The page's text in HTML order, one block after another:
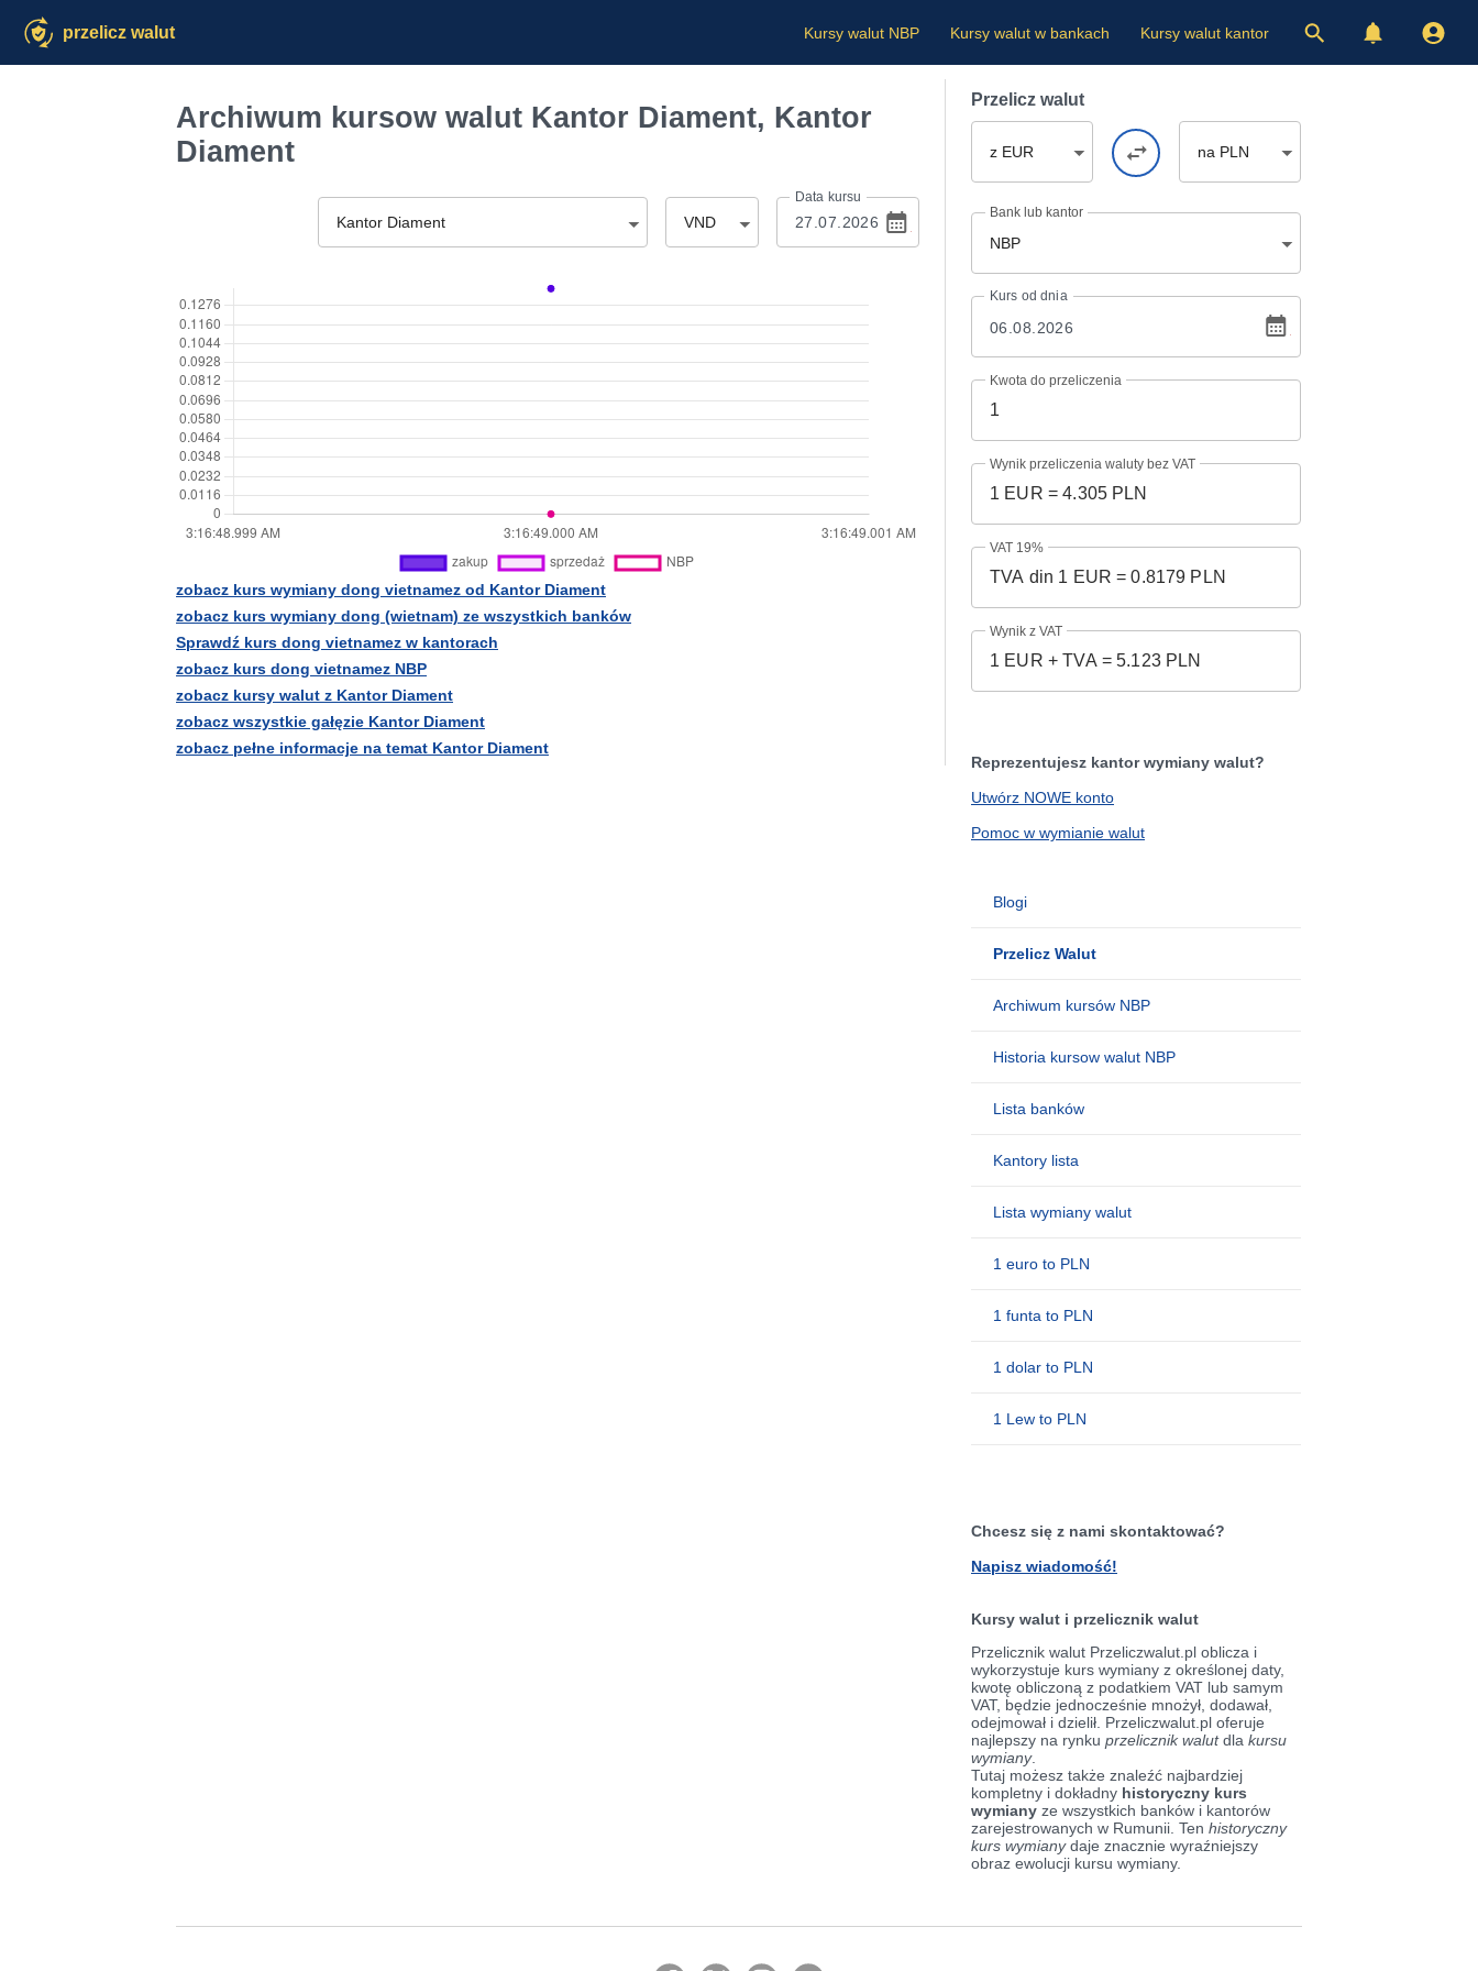
przelicz walut Kursy walut NBP Kursy walut w bankach Kursy walut kantor
Archiwum kursow walut Kantor Diament, Kantor
Diament
Kantor Diament VND
Data kursu
zobacz kurs wymiany dong vietnamez od Kantor Diament
zobacz kurs wymiany dong (wietnam) ze wszystkich banków
Sprawdź kurs dong vietnamez w kantorach
zobacz kurs dong vietnamez NBP
zobacz kursy walut z Kantor Diament
zobacz wszystkie gałęzie Kantor Diament
zobacz pełne informacje na temat Kantor Diament
Przelicz walut
z EUR na PLN
Bank lub kantor
NBP
Kurs od dnia
Kwota do przeliczenia
Wynik przeliczenia waluty bez VAT
VAT 19%
Wynik z VAT
Reprezentujesz kantor wymiany walut?
Utwórz NOWE konto
Pomoc w wymianie walut
Blogi
Przelicz Walut
Archiwum kursów NBP
Historia kursow walut NBP
Lista banków
Kantory lista
Lista wymiany walut
1 euro to PLN
1 funta to PLN
1 dolar to PLN
1 Lew to PLN
Chcesz się z nami skontaktować?
Napisz wiadomość!
Kursy walut i przelicznik walut
Przelicznik walut Przeliczwalut.pl oblicza i
wykorzystuje kurs wymiany z określonej daty,
kwotę obliczoną z podatkiem VAT lub samym
VAT, będzie jednocześnie mnożył, dodawał,
odejmował i dzielił. Przeliczwalut.pl oferuje
najlepszy na rynku przelicznik walutdla kursu
wymiany.
Tutaj możesz także znaleźć najbardziej
kompletny i dokładny historyczny kurs
wymiany ze wszystkich banków i kantorów
zarejestrowanych w Rumunii. Ten historyczny
kurs wymianydaje znacznie wyraźniejszy
obraz ewolucji kursu wymiany.